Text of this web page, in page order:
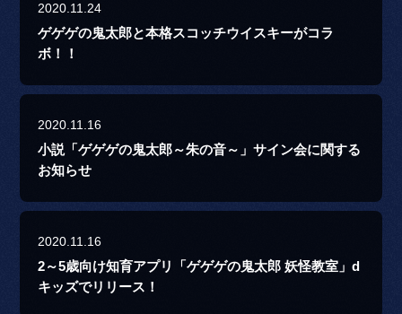
2020.11.24
ゲゲゲの鬼太郎と本格スコッチウイスキーがコラ
ボ！！
2020.11.16
小説「ゲゲゲの鬼太郎～朱の音～」サイン会に関する
お知らせ
2020.11.16
2～5歳向け知育アプリ「ゲゲゲの鬼太郎 妖怪教室」d
キッズでリリース！